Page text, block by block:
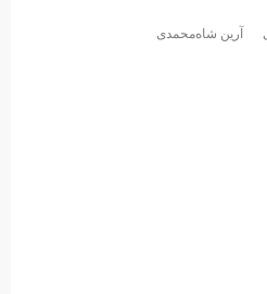
آرین شاه‌محمدی